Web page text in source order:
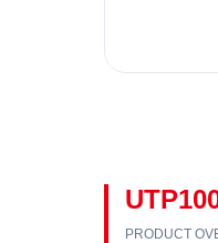
PRODUCT